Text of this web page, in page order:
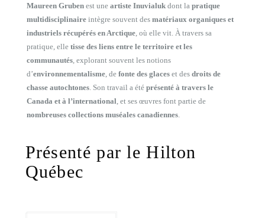
Maureen Gruben est une artiste Inuvialuk dont la pratique
multidisciplinaire intègre souvent des matériaux organiques et
industriels récupérés en Arctique , où elle vit. À travers sa
pratique, elle tisse des liens entre le territoire et les
communautés , explorant souvent les notions
d’environnementalisme , de fonte des glaces et des droits de
chasse autochtones . Son travail a été présenté à travers le
Canada et à l’international , et ses œuvres font partie de
nombreuses collections muséales canadiennes
Présenté par le Hilton
Québec